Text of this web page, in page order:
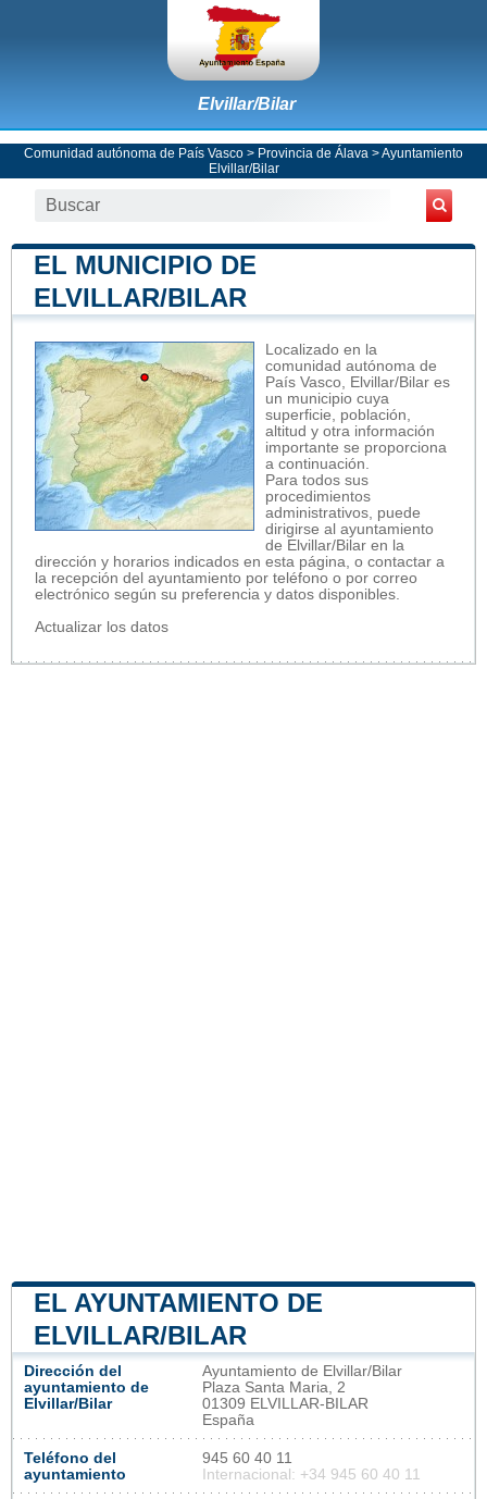
Elvillar/Bilar
Comunidad autónoma de País Vasco > Provincia de Álava >Ayuntamiento
Elvillar/Bilar
EL MUNICIPIO DE
ELVILLAR/BILAR
Localizado en la
comunidad autónoma de
País Vasco, Elvillar/Bilar es
un municipio cuya
superficie, población,
altitud y otra información
importante se proporciona
a continuación.
Para todos sus
procedimientos
administrativos, puede
dirigirse al ayuntamiento
de Elvillar/Bilar en la
dirección y horarios indicados en esta página, o contactar a
la recepción del ayuntamiento por teléfono o por correo
electrónico según su preferencia y datos disponibles.
Actualizar los datos
EL AYUNTAMIENTO DE
ELVILLAR/BILAR
Dirección del
ayuntamiento de
Elvillar/Bilar
Ayuntamiento de Elvillar/Bilar
Plaza Santa Maria, 2
01309 ELVILLAR-BILAR
España
Teléfono del
ayuntamiento
945 60 40 11
Internacional: +34 945 60 40 11